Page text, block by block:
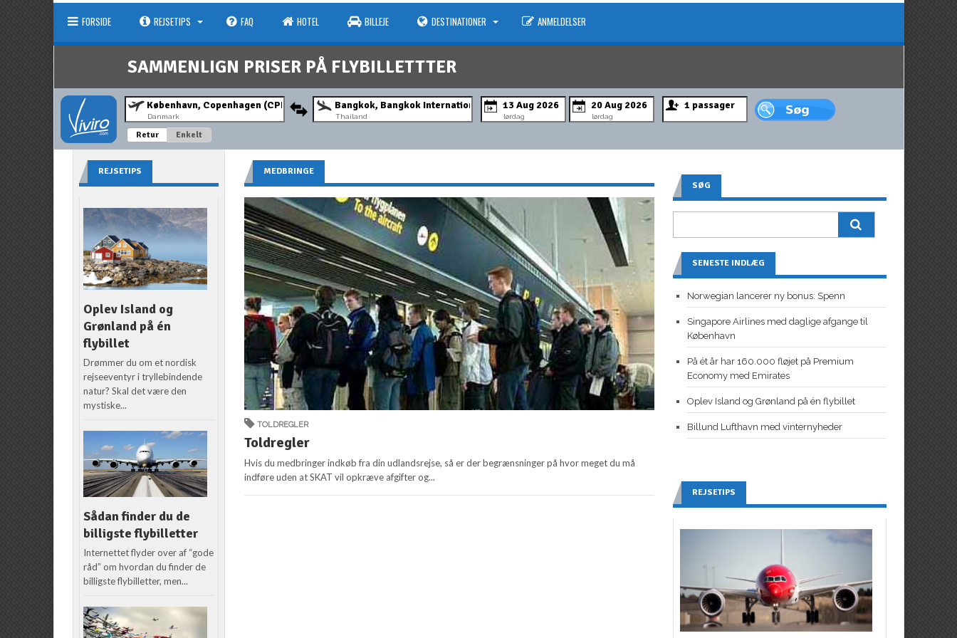
FORSIDE REJSETIPS FAQ HOTEL BILLEJE DESTINATIONER ANMELDELSER
SAMMENLIGN PRISER PÅ FLYBILLETTTER
Danmark Thailand lørdag lørdag
Retur Enkelt
MEDBRINGE
TOLDREGLER
Toldregler
Hvis du medbringer indkøb fra din udlandsrejse, så er der begrænsninger på hvor meget du må
indføre uden at SKAT vil opkræve afgifter og...
REJSETIPS
Oplev Island og
Grønland på én
flybillet
Drømmer du om et nordisk
rejseeventyr i tryllebindende
natur? Skal det være den
mystiske...
Sådan finder du de
billigste flybilletter
Internettet flyder over af “gode
råd” om hvordan du finder de
billigste flybilletter, men...
SØG
SENESTE INDLÆG
Norwegian lancerer ny bonus: Spenn
Singapore Airlines med daglige afgange til
København
På ét år har 160.000 fløjet på Premium
Economy med Emirates
Oplev Island og Grønland på én flybillet
Billund Lufthavn med vinternyheder
REJSETIPS